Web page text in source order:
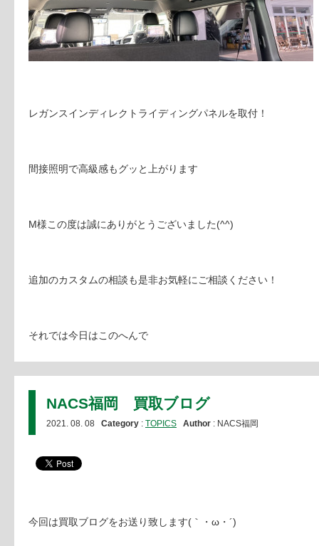
レガンスインディレクトライディングパネルを取付！
間接照明で高級感もグッと上がります
M様この度は誠にありがとうございました(^^)
追加のカスタムの相談も是非お気軽にご相談ください！
それでは今日はこのへんで
NACS福岡 買取ブログ
2021. 08. 08 Category : TOPICS Author : NACS福岡
今回は買取ブログをお送り致します(｀・ω・´)